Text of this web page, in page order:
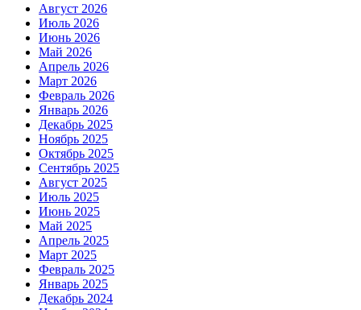
Август 2026
Июль 2026
Июнь 2026
Май 2026
Апрель 2026
Март 2026
Февраль 2026
Январь 2026
Декабрь 2025
Ноябрь 2025
Октябрь 2025
Сентябрь 2025
Август 2025
Июль 2025
Июнь 2025
Май 2025
Апрель 2025
Март 2025
Февраль 2025
Январь 2025
Декабрь 2024